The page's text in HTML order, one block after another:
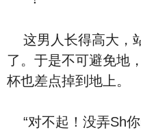
这男人长得高大，
了。于是不可避免地
杯也差点掉到地上。
“对不起！没弄Sh你